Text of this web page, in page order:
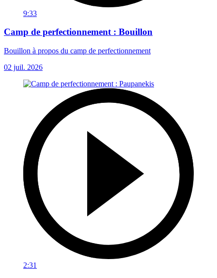
9:33
Camp de perfectionnement : Bouillon
Bouillon à propos du camp de perfectionnement
02 juil. 2026
2:31